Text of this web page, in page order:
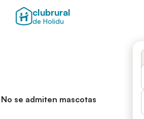
clubrural
de Holidu
No se admiten mascotas